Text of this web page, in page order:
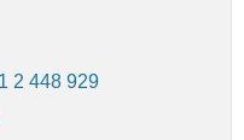
2 448 929